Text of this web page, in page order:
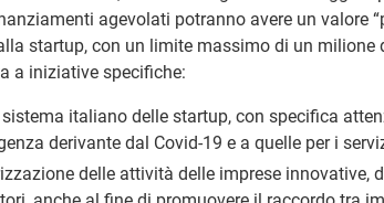
agevolati potranno avere un valore
startup, con un limite massimo di un milione
a iniziative specifiche:
italiano delle startup, con specifica
derivante dal Covid-19 e a quelle per i
delle attività delle imprese innovative,